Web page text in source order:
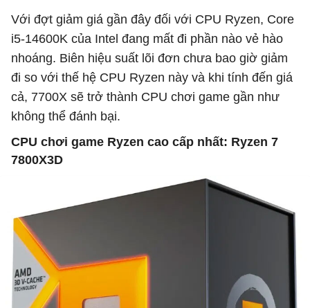
Với đợt giảm giá gần đây đối với CPU Ryzen, Core
i5-14600K của Intel đang mất đi phần nào vẻ hào
nhoáng. Biên hiệu suất lõi đơn chưa bao giờ giảm
đi so với thế hệ CPU Ryzen này và khi tính đến giá
cả, 7700X sẽ trở thành CPU chơi game gần như
không thể đánh bại.
CPU chơi game Ryzen cao cấp nhất: Ryzen 7
7800X3D